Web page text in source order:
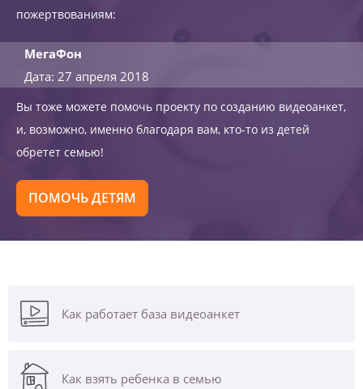
пожертвованиям:
МегаФон
Дата: 27 апреля 2018
Вы тоже можете помочь проекту по созданию видеоанкет,
и, возможно, именно благодаря вам, кто-то из детей
обретет семью!
ПОМОЧЬ ДЕТЯМ
Как работает база видеоанкет
Как взять ребенка в семью